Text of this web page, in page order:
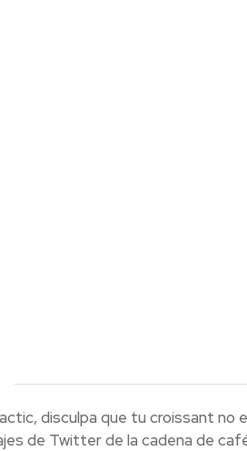
disculpa que tu croissant
de Twitter de la cadena de